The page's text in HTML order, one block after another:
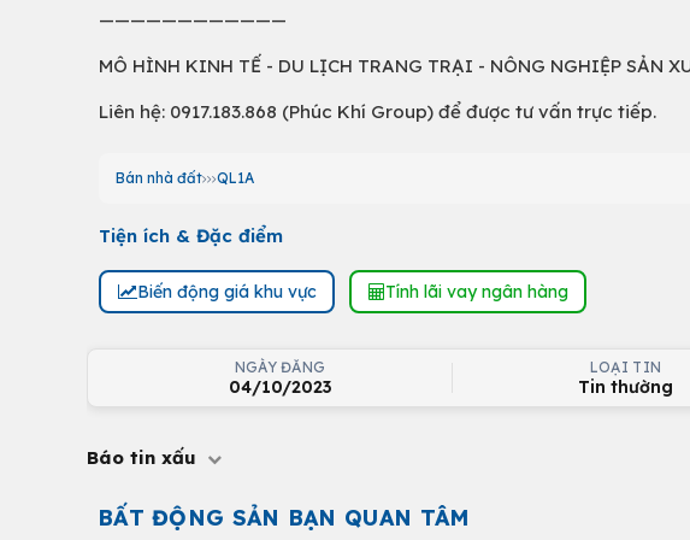
————————————
MÔ HÌNH KINH TẾ - DU LỊCH TRANG TRẠI - NÔNG NGHIỆP SẢN
Liên hệ: 0917.183.868 (Phúc Khí Group) để được tư vấn trực tiếp.
Bán nhà đất QL1A
Tiện ích & Đặc điểm
Biến động giá khu vực Tính lãi vay ngân hàng
NGÀY ĐĂNG
04/10/2023
LOẠI TIN
Tin thường
Báo tin xấu
BẤT ĐỘNG SẢN BẠN QUAN TÂM